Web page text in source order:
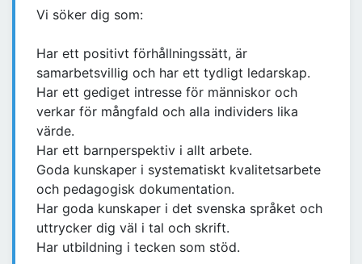
Vi söker dig som:
Har ett positivt förhållningssätt, är
samarbetsvillig och har ett tydligt ledarskap.
Har ett gediget intresse för människor och
verkar för mångfald och alla individers lika
värde.
Har ett barnperspektiv i allt arbete.
Goda kunskaper i systematiskt kvalitetsarbete
och pedagogisk dokumentation.
Har goda kunskaper i det svenska språket och
uttrycker dig väl i tal och skrift.
Har utbildning i tecken som stöd.